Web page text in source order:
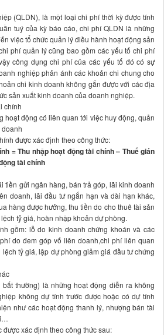
(QLDN), là một loại chi phí thời kỳ được tính
tuý của kỳ báo cáo, chi phí QLDN là những
việc tổ chức quản lý điều hành hoạt động sản
phí quản lý cũng bao gồm các yếu tố chi phí
công dụng chi phí của các yếu tố đó có sự
nghiệp phản ánh các khoản chi chung cho
chi kinh doanh không gắn được với các địa
sản xuất kinh doanh của doanh nghiệp.
chính
hoạt động có liên quan tới việc huy động, quản
được xác định theo công thức:
= Thu nhập hoạt động tài chính – Thuế gián
tài chính
tiền gửi ngân hàng, bán trả góp, lãi kinh doanh
doanh, lãi đầu tư ngắn hạn và dài hạn khác,
hàng được hưởng, thu tiền do cho thuê tài sản
tỷ giá, hoàn nhập khoản dự phòng.
gồm: lỗ do kinh doanh chứng khoán và các
do đem góp vố liên doanh,chi phí liên quan
tỷ giá, lập dự phòng giảm giá đầu tư chứng
thường) là những hoạt động diễn ra không
không dự tính trước được hoặc có dự tính
như các hoạt động thanh lý, nhượng bán tài
xác định theo công thức sau: